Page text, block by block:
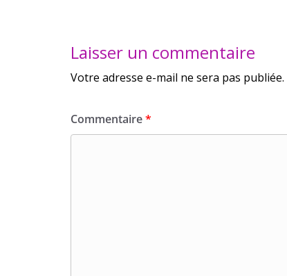
Laisser un commentaire
Votre adresse e-mail ne sera pas publiée.
Commentaire*